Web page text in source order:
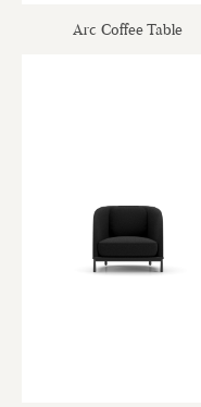
Arc Coffee Table